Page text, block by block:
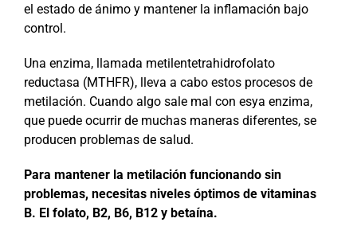
el estado de ánimo y mantener la inflamación bajo
control.
Una enzima, llamada metilentetrahidrofolato
reductasa (MTHFR), lleva a cabo estos procesos de
metilación. Cuando algo sale mal con esya enzima,
que puede ocurrir de muchas maneras diferentes, se
producen problemas de salud.
Para mantener la metilación funcionando sin
problemas, necesitas niveles óptimos de vitaminas
B. El folato, B2, B6, B12 y betaína.